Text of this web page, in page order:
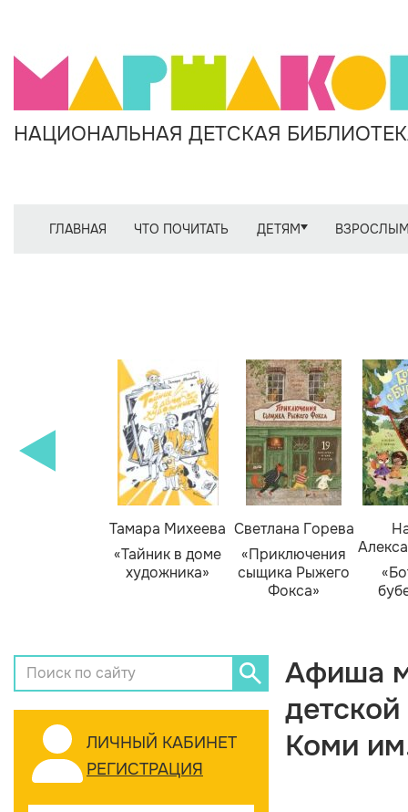
НАЦИОНАЛЬНАЯ ДЕТСКАЯ
ГЛАВНАЯ ЧТО ПОЧИТАТЬ ДЕТЯМ
Тамара Михеева
«Тайник в доме
художника»
Светлана Горева
«Приключения
сыщика Рыжего
Фокса»
ЛИЧНЫЙ КАБИНЕТ
РЕГИСТРАЦИЯ
Афиша
Коми